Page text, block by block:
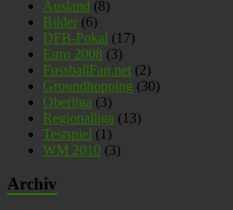
Ausland (8)
Bilder (6)
DFB-Pokal (17)
Euro 2008 (3)
FussballFan.net (2)
Groundhopping (30)
Oberliga (3)
Regionalliga (13)
Testspiel (1)
WM 2010 (3)
Archiv